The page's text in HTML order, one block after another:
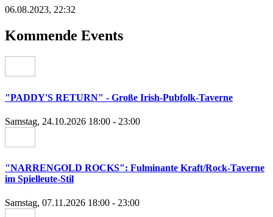
06.08.2023, 22:32
Kommende Events
"PADDY'S RETURN" - Große Irish-Pubfolk-Taverne
Samstag, 24.10.2026 18:00 - 23:00
"NARRENGOLD ROCKS": Fulminante Kraft/Rock-Taverne
im Spielleute-Stil
Samstag, 07.11.2026 18:00 - 23:00